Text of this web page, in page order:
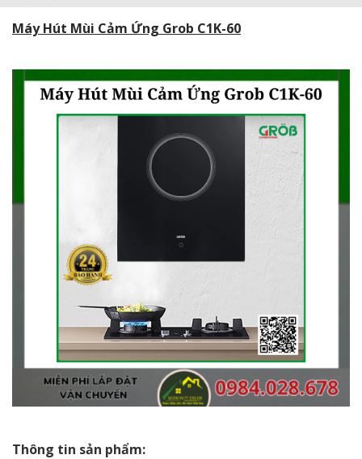
Máy Hút Mùi Cảm Ứng Grob C1K-60
Thông tin sản phẩm: